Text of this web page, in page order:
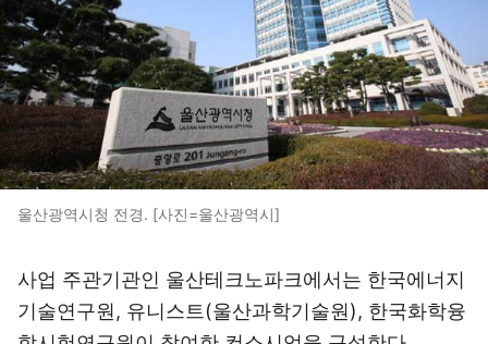
울산광역시청 전경. [사진=울산광역시]
사업 주관기관인 울산테크노파크에서는 한국에너지
기술연구원, 유니스트(울산과학기술원), 한국화학융